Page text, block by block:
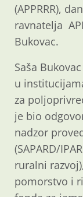
(APPRRR),
ravnatelja
Bukovac.
Saša
u
za
je bio
nadzor
(SAPARD/
ruralni
pomorstvo i